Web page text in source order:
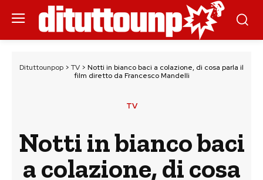
Dituttounpop > TV > Notti in bianco baci a colazione, di cosa parla il
film diretto da Francesco Mandelli
TV
Notti in bianco baci
a colazione, di cosa